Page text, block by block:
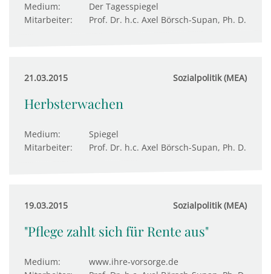
Medium:
Der Tagesspiegel
Mitarbeiter:
Prof. Dr. h.c. Axel Börsch-Supan, Ph. D.
21.03.2015 Sozialpolitik (MEA)
Herbsterwachen
Medium:
Spiegel
Mitarbeiter:
Prof. Dr. h.c. Axel Börsch-Supan, Ph. D.
19.03.2015 Sozialpolitik (MEA)
"Pflege zahlt sich für Rente aus"
Medium:
www.ihre-vorsorge.de